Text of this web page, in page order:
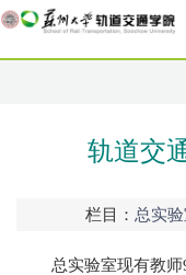
轨道交
栏目： 总实
总实验室现有教师